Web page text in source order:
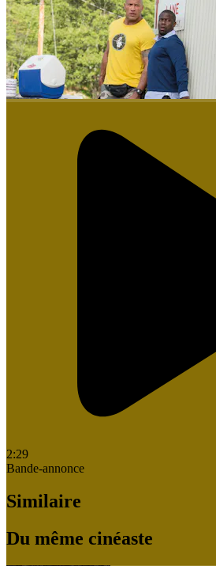
2:29
Bande-annonce
Similaire
Du même cinéaste